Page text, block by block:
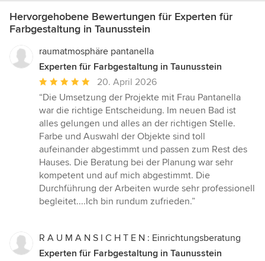
Hervorgehobene Bewertungen für Experten für
Farbgestaltung in Taunusstein
raumatmosphäre pantanella
Experten für Farbgestaltung in Taunusstein
Durchschnittliche
Bewertung:
5
von
5
Sternen
20. April 2026
“Die Umsetzung der Projekte mit Frau Pantanella
war die richtige Entscheidung. Im neuen Bad ist
alles gelungen und alles an der richtigen Stelle.
Farbe und Auswahl der Objekte sind toll
aufeinander abgestimmt und passen zum Rest des
Hauses. Die Beratung bei der Planung war sehr
kompetent und auf mich abgestimmt. Die
Durchführung der Arbeiten wurde sehr professionell
begleitet....Ich bin rundum zufrieden.”
R A U M A N S I C H T E N : Einrichtungsberatung
Experten für Farbgestaltung in Taunusstein